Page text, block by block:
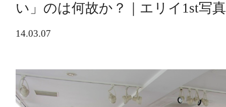
い」のは何故か？｜エリイ1st写
14.03.07